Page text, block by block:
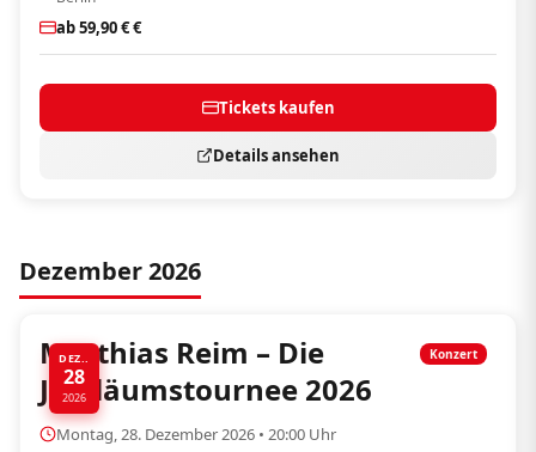
ab 59,90 € €
Tickets kaufen
Details ansehen
Dezember 2026
DEZ..
28
2026
Konzert
Matthias Reim – Die
Jubiläumstournee 2026
Montag, 28. Dezember 2026 • 20:00 Uhr